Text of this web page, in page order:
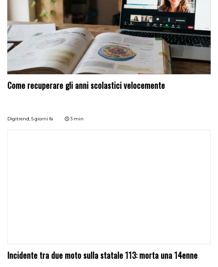
Come recuperare gli anni scolastici velocemente
Digitrend,5 giorni fa 3 min
Incidente tra due moto sulla statale 113: morta una 14enne